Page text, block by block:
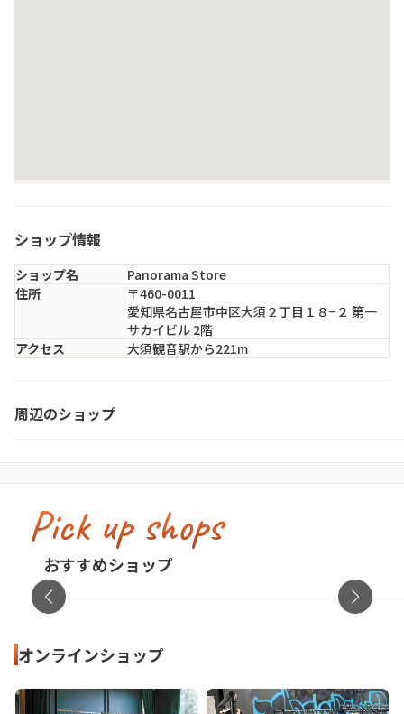
ショップ情報
ショップ名
Panorama Store
住所
〒460-0011
愛知県名古屋市中区大須２丁目１８−２ 第一
サカイビル 2階
アクセス
大須観音駅から221m
周辺のショップ
愛知県・名古屋市中区
Pick up shops
おすすめショップ
古着屋no pain no gain(ノーペインノーゲ
イン)
東京都・渋谷区
オンラインショップ